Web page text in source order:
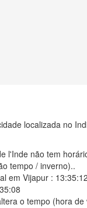
localizada no
l'Inde não tem
tempo / inverno)..
em Vijapur : 13:35:12
o tempo (hora